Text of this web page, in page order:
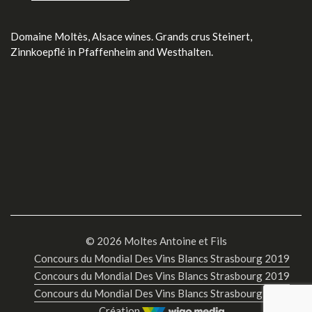
Domaine Moltès, Alsace wines. Grands crus Steinert,
Zinnkoepflé in Pfaffenheim and Westhalten.
© 2026 Moltes Antoine et Fils
Concours du Mondial Des Vins Blancs Strasbourg 2019
Concours du Mondial Des Vins Blancs Strasbourg 2019
Concours du Mondial Des Vins Blancs Strasbourg 2019